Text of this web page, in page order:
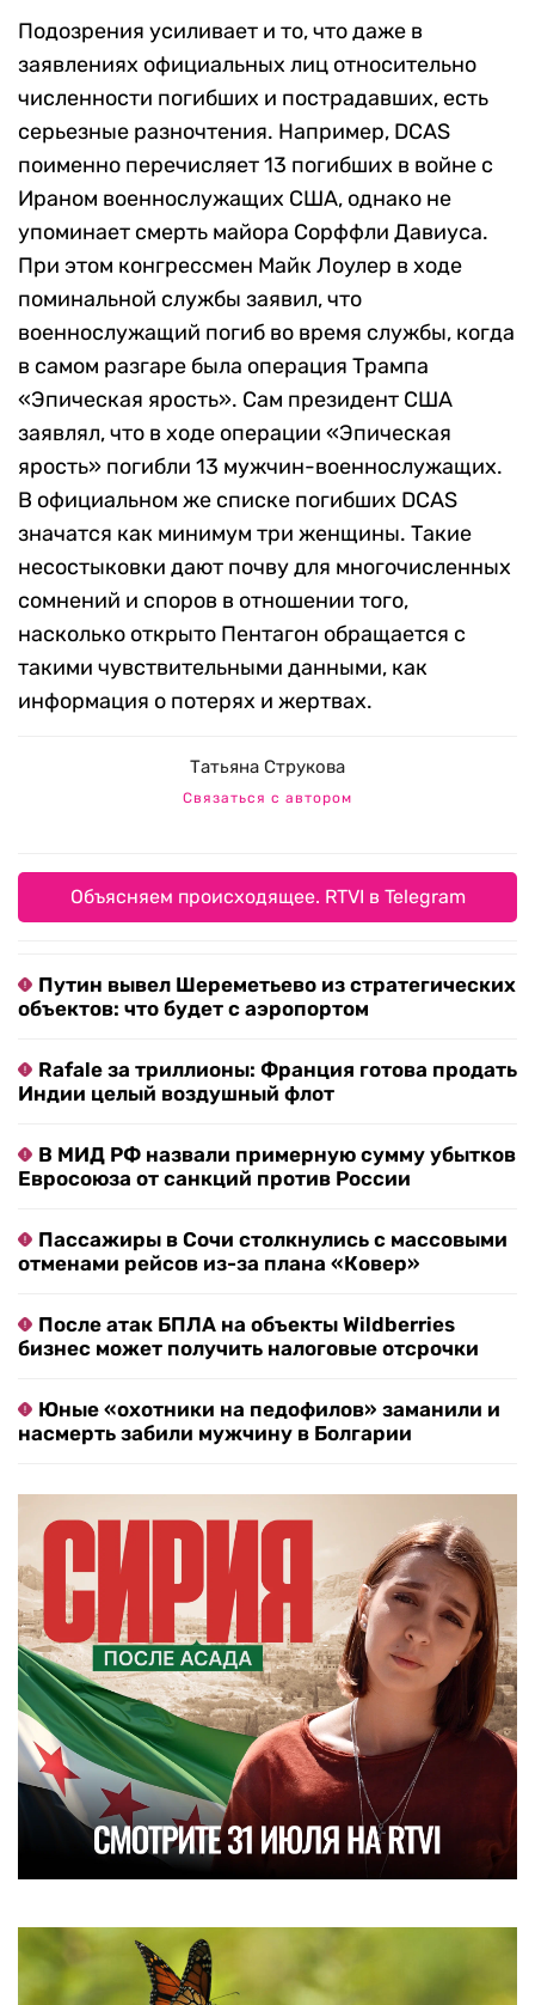
Подозрения усиливает и то, что даже в
заявлениях официальных лиц относительно
численности погибших и пострадавших, есть
серьезные разночтения. Например, DCAS
поименно перечисляет 13 погибших в войне с
Ираном военнослужащих США, однако не
упоминает смерть майора Сорффли Давиуса.
При этом конгрессмен Майк Лоулер в ходе
поминальной службы заявил, что
военнослужащий погиб во время службы, когда
в самом разгаре была операция Трампа
«Эпическая ярость». Сам президент США
заявлял, что в ходе операции «Эпическая
ярость» погибли 13 мужчин-военнослужащих.
В официальном же списке погибших DCAS
значатся как минимум три женщины. Такие
несостыковки дают почву для многочисленных
сомнений и споров в отношении того,
насколько открыто Пентагон обращается с
такими чувствительными данными, как
информация о потерях и жертвах.
Татьяна Струкова
Связаться с автором
Объясняем происходящее. RTVI в Telegram
Путин вывел Шереметьево из стратегических
объектов: что будет с аэропортом
Rafale за триллионы: Франция готова продать
Индии целый воздушный флот
В МИД РФ назвали примерную сумму убытков
Евросоюза от санкций против России
Пассажиры в Сочи столкнулись с массовыми
отменами рейсов из-за плана «Ковер»
После атак БПЛА на объекты Wildberries
бизнес может получить налоговые отсрочки
Юные «охотники на педофилов» заманили и
насмерть забили мужчину в Болгарии